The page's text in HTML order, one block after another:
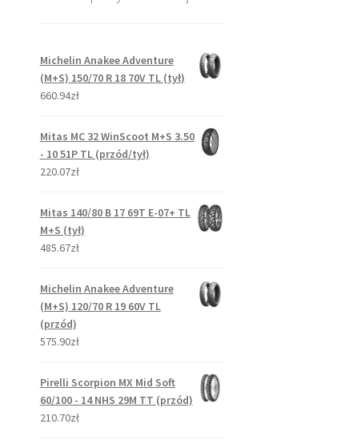
Michelin Anakee Adventure
(M+S) 150/70 R 18 70V TL (tył)
660.94zł
Mitas MC 32 WinScoot M+S 3.50
- 10 51P TL (przód/tył)
220.07zł
Mitas 140/80 B 17 69T E-07+ TL
M+S (tył)
485.67zł
Michelin Anakee Adventure
(M+S) 120/70 R 19 60V TL
(przód)
575.90zł
Pirelli Scorpion MX Mid Soft
60/100 - 14 NHS 29M TT (przód)
210.70zł